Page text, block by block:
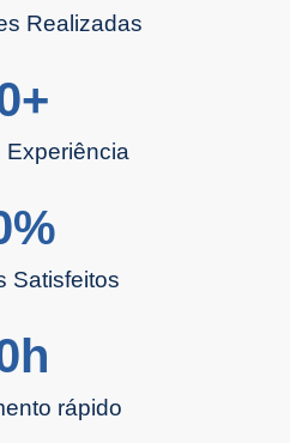
Realizadas
Experiência
+
Satisfeitos
%
rápido
h